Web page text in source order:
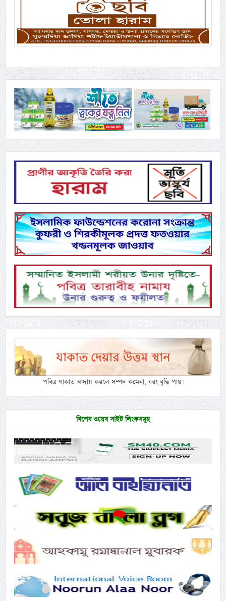
পবিত্র যাকাত আদায় করলে সম্পদ কমেনা, বরং বৃদ্ধি পায়।
বিশেষ ওয়েব সাইট লিংকসমূহ